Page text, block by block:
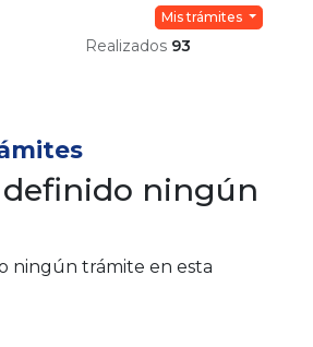
Mis trámites
Realizados 93
definido ningún
ningún trámite en esta